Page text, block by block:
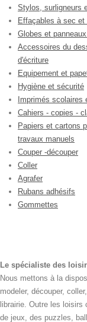
Stylos, surligneurs
Effaçables à sec et
Globes et
Accessoires du
d'écriture
Equipement et
Hygiène et sécurité
Imprimés scolaires
Cahiers - copies -
Papiers et cartons
travaux manuels
Couper -découper
Coller
Agrafer
Rubans adhésifs
Gommettes
Le spécialiste des
Nous mettons à la
modeler, découper,
librairie. Outre les
de jeux, des puzzles,